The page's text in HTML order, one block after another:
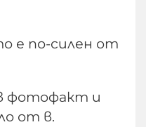
е по-силен от
фотофакт и
от в.